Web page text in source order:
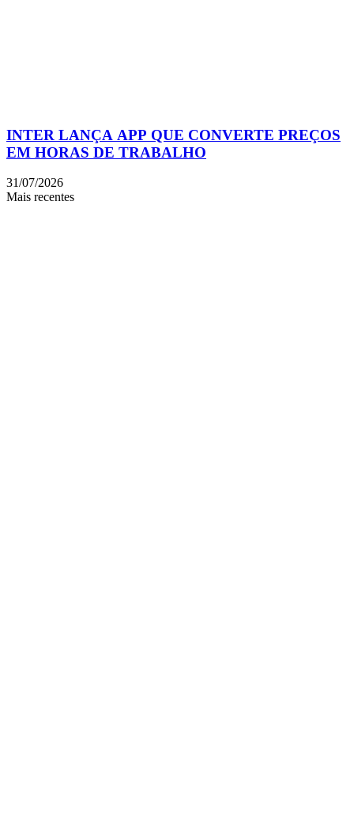
INTER LANÇA APP QUE CONVERTE PREÇOS
EM HORAS DE TRABALHO
31/07/2026
Mais recentes